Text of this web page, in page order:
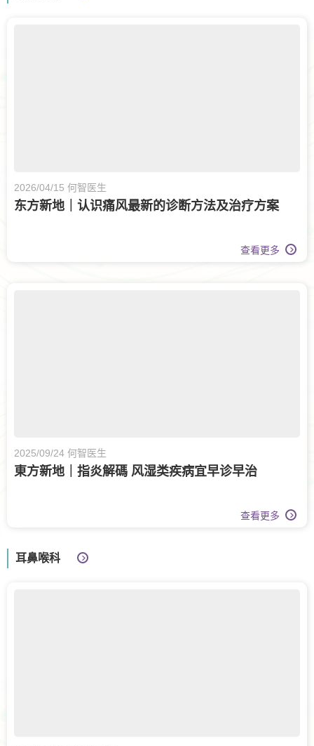
2026/04/15 何智医生
东方新地｜认识痛风最新的诊断方法及治疗方案
查看更多
2025/09/24 何智医生
東方新地｜指炎解碼 风湿类疾病宜早诊早治
查看更多
耳鼻喉科